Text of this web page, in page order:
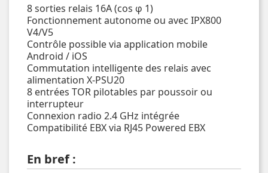
8 sorties relais 16A (cos φ 1)
Fonctionnement autonome ou avec IPX800
V4/V5
Contrôle possible via application mobile
Android / iOS
Commutation intelligente des relais avec
alimentation X-PSU20
8 entrées TOR pilotables par poussoir ou
interrupteur
Connexion radio 2.4 GHz intégrée
Compatibilité EBX via RJ45 Powered EBX
En bref :